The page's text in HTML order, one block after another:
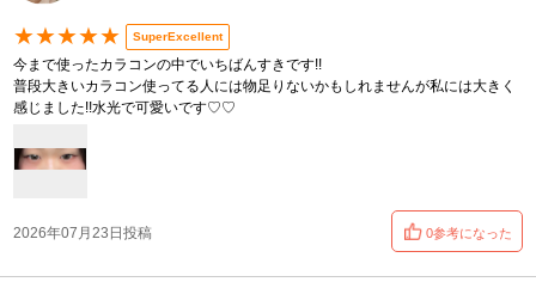
★★★★★ SuperExcellent
今まで使ったカラコンの中でいちばんすきです!!
普段大きいカラコン使ってる人には物足りないかもしれませんが私には大きく
感じました!!水光で可愛いです♡♡
2026年07月23日投稿 0参考になった